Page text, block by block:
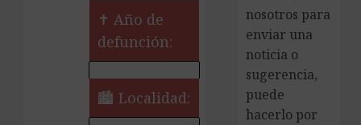
✝ Año de
defunción:
🏙️ Localidad:
nosotros para
enviar una
noticia o
sugerencia,
puede
hacerlo por